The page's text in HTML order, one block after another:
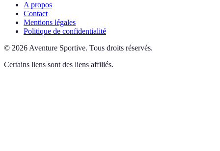
A propos
Contact
Mentions légales
Politique de confidentialité
© 2026Aventure Sportive. Tous droits réservés.
Certains liens sont des liens affiliés.